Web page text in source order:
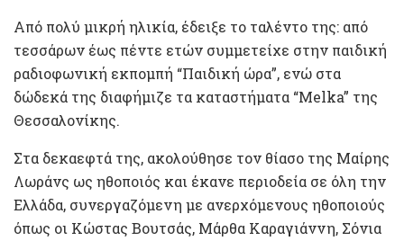
Από πολύ μικρή ηλικία, έδειξε το ταλέντο της: από
τεσσάρων έως πέντε ετών συμμετείχε στην παιδική
ραδιοφωνική εκπομπή “Παιδική ώρα”, ενώ στα
δώδεκά της διαφήμιζε τα καταστήματα “Melka” της
Θεσσαλονίκης.
Στα δεκαεφτά της, ακολούθησε τον θίασο της Μαίρης
Λωράνς ως ηθοποιός και έκανε περιοδεία σε όλη την
Ελλάδα, συνεργαζόμενη με ανερχόμενους ηθοποιούς
όπως οι Κώστας Βουτσάς, Μάρθα Καραγιάννη, Σόνια